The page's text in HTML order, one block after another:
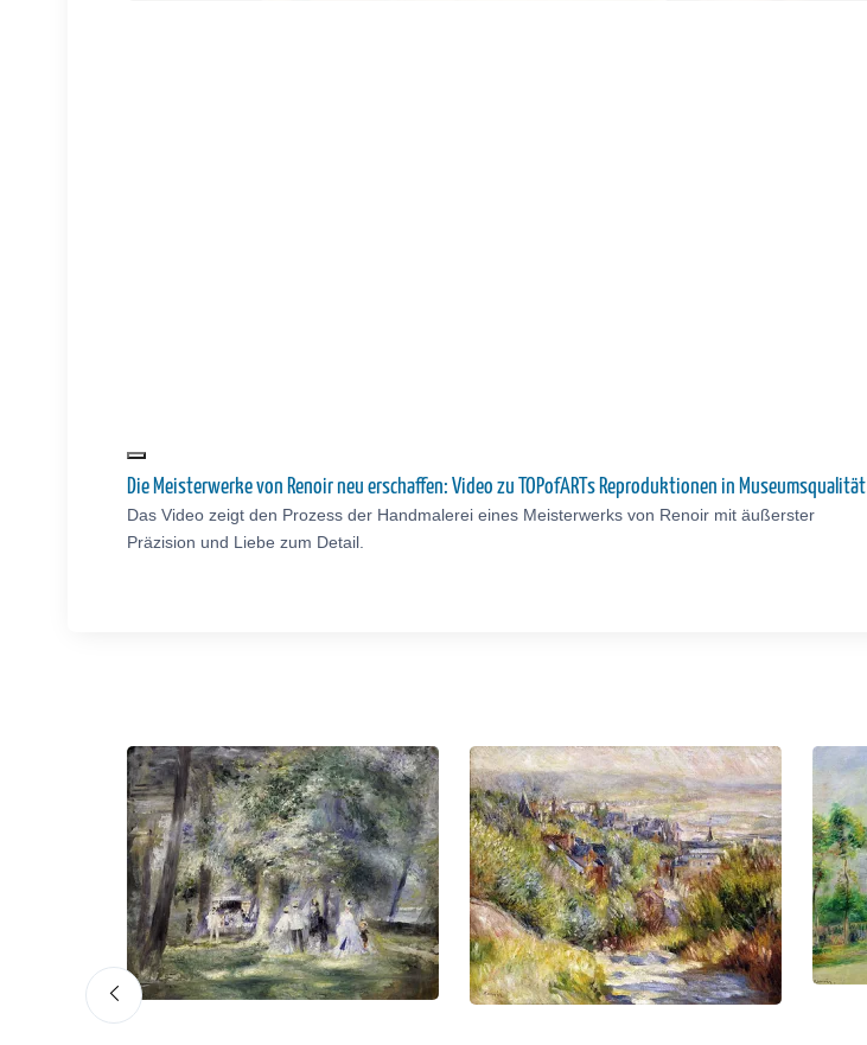
Die Meisterwerke von Renoir neu erschaffen: Video zu TOPofARTs Reproduktionen in Museumsqualität
Das Video zeigt den Prozess der Handmalerei eines Meisterwerks von Renoir mit äußerster
Präzision und Liebe zum Detail.